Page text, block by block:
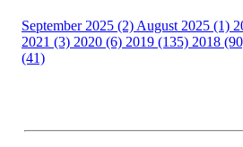
September 2025 (2) August 2025 (1)
2021 (3) 2020 (6) 2019 (135) 2018
(41)